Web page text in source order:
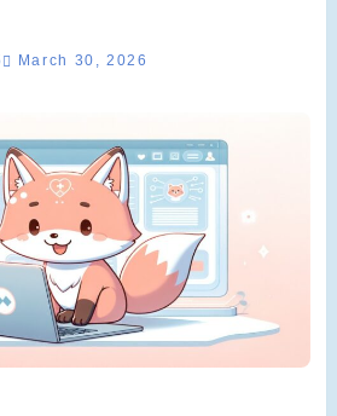
March 30, 2026